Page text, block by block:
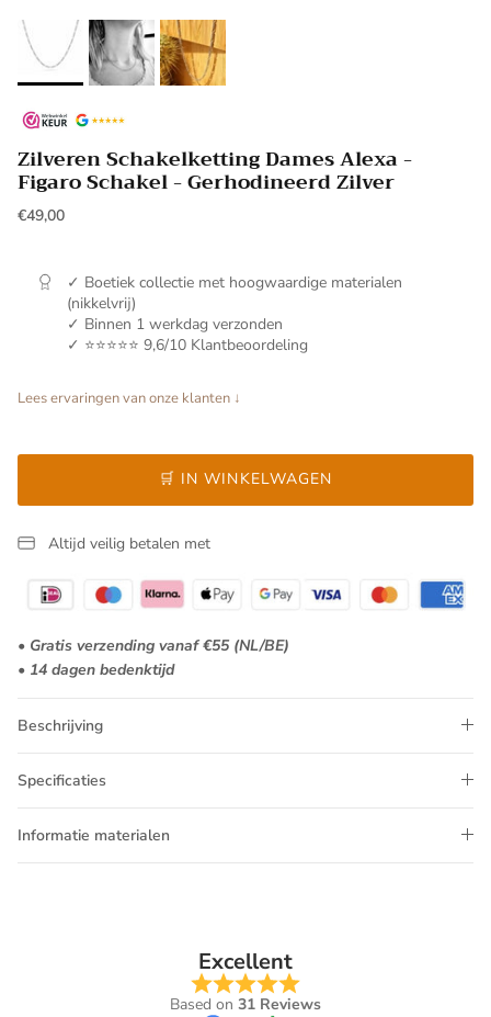
Zilveren Schakelketting Dames Alexa -
Figaro Schakel - Gerhodineerd Zilver
€49,00
✓ Boetiek collectie met hoogwaardige materialen
(nikkelvrij)
✓ Binnen 1 werkdag verzonden
✓ ⭐⭐⭐⭐⭐ 9,6/10 Klantbeoordeling
Lees ervaringen van onze klanten ↓
🛒 IN WINKELWAGEN
Altijd veilig betalen met
• Gratis verzending vanaf €55 (NL/BE)
• 14 dagen bedenktijd
Beschrijving
Specificaties
Informatie materialen
Excellent
Based on 31 Reviews